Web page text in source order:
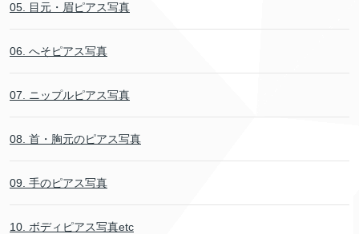
05. 目元・眉ピアス写真
06. へそピアス写真
07. ニップルピアス写真
08. 首・胸元のピアス写真
09. 手のピアス写真
10. ボディピアス写真etc